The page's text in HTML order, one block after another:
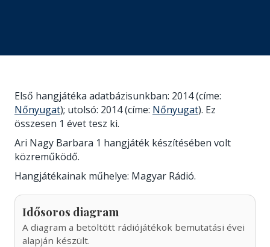
Első hangjátéka adatbázisunkban: 2014 (címe:
Nőnyugat); utolsó: 2014 (címe: Nőnyugat). Ez
összesen 1 évet tesz ki.
Ari Nagy Barbara 1 hangjáték készítésében volt
közreműködő.
Hangjátékainak műhelye: Magyar Rádió.
Idősoros diagram
A diagram a betöltött rádiójátékok bemutatási évei
alapján készült.